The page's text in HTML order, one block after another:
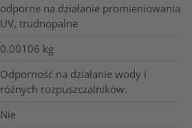
odporne na działanie promieniowania
UV, trudnopalne
0.00106 kg
Odporność na działanie wody i
różnych rozpuszczalników.
Nie